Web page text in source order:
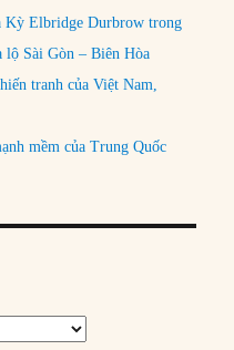
Kỳ Elbridge Durbrow trong
lộ Sài Gòn – Biên Hòa
tranh của Việt Nam,
mềm của Trung Quốc